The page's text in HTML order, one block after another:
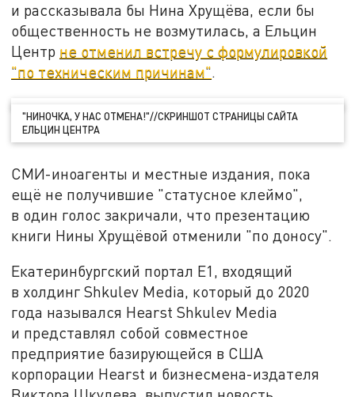
и рассказывала бы Нина Хрущёва, если бы
общественность не возмутилась, а Ельцин
Центр не отменил встречу с формулировкой
"по техническим причинам".
"НИНОЧКА, У НАС ОТМЕНА!"//СКРИНШОТ СТРАНИЦЫ САЙТА
ЕЛЬЦИН ЦЕНТРА
СМИ-иноагенты и местные издания, пока
ещё не получившие "статусное клеймо",
в один голос закричали, что презентацию
книги Нины Хрущёвой отменили "по доносу".
Екатеринбургский портал Е1, входящий
в холдинг Shkulev Media, который до 2020
года назывался Hearst Shkulev Media
и представлял собой совместное
предприятие базирующейся в США
корпорации Hearst и бизнесмена-издателя